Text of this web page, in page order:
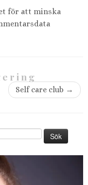
för att minska
Self care club →